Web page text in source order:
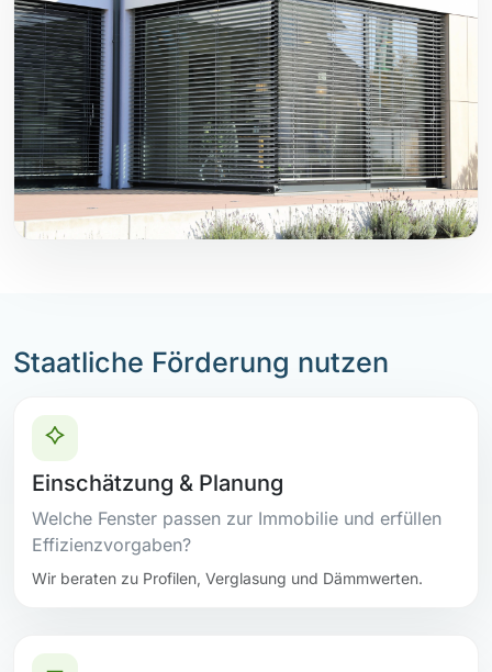
Staatliche Förderung nutzen
Einschätzung & Planung
Welche Fenster passen zur Immobilie und erfüllen
Effizienzvorgaben?
Wir beraten zu Profilen, Verglasung und Dämmwerten.